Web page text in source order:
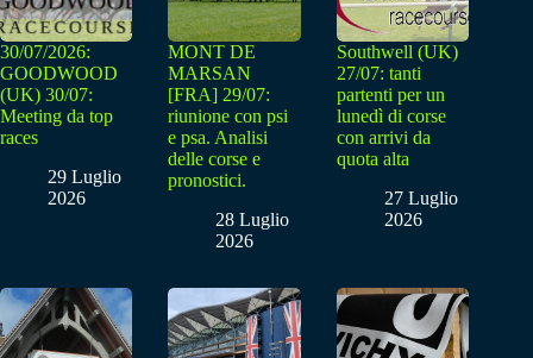
30/07/2026:
GOODWOOD
(UK) 30/07:
Meeting da top
races
29 Luglio
2026
MONT DE
MARSAN
[FRA] 29/07:
riunione con psi
e psa. Analisi
delle corse e
pronostici.
28 Luglio
2026
Southwell (UK)
27/07: tanti
partenti per un
lunedì di corse
con arrivi da
quota alta
27 Luglio
2026